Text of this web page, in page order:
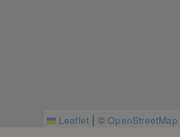
Leaflet | ©OpenStreetMap